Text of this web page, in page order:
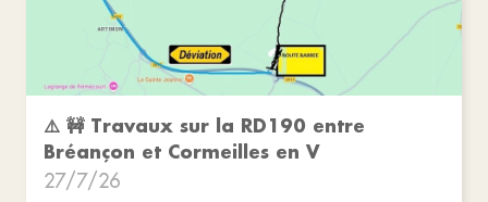
⚠️ 🚧 Travaux sur la RD190 entre
Bréançon et Cormeilles en V
27/7/26